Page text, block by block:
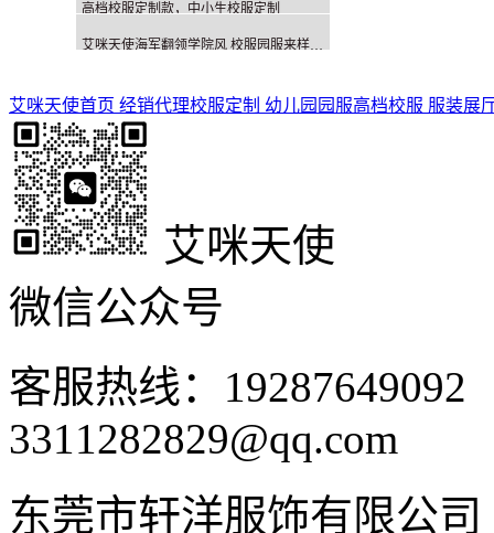
高档校服定制款，中小生校服定制
艾咪天使海军翻领学院风 校服园服来样定制
艾咪天使首页 经销代理校服定制 幼儿园园服高档校服 服装展
艾咪天使
微信公众号
客服热线：
3311282829@qq.com
东莞市轩洋服饰有限